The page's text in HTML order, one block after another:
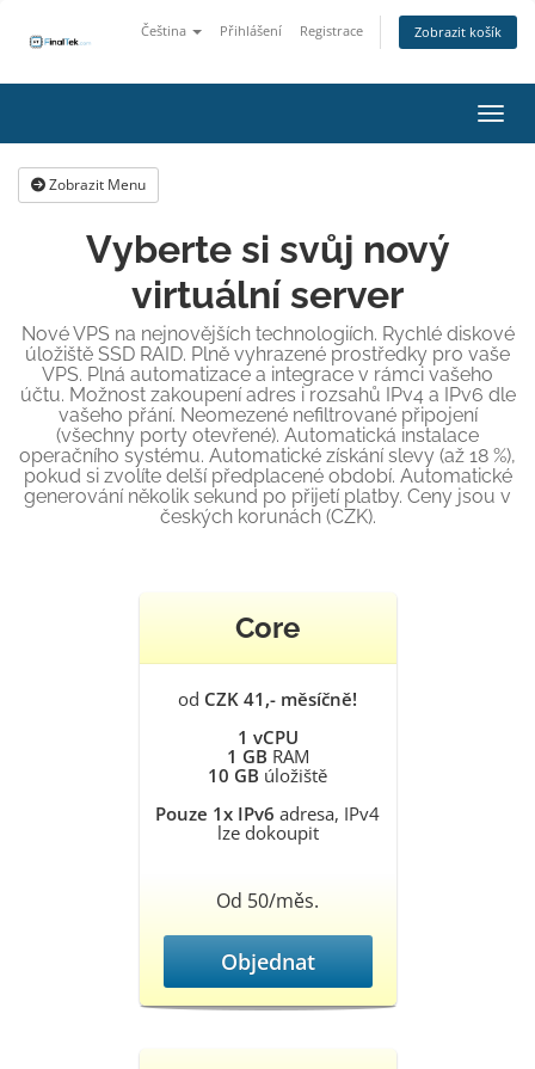
Čeština Přihlášení Registrace Zobrazit košík
Zobrazit Menu
Vyberte si svůj nový
virtuální server
Nové VPS na nejnovějších technologiích. Rychlé diskové
úložiště SSD RAID. Plně vyhrazené prostředky pro vaše
VPS. Plná automatizace a integrace v rámci vašeho
účtu. Možnost zakoupení adres i rozsahů IPv4 a IPv6 dle
vašeho přání. Neomezené nefiltrované připojení
(všechny porty otevřené). Automatická instalace
operačního systému. Automatické získání slevy (až 18 %),
pokud si zvolíte delší předplacené období. Automatické
generování několik sekund po přijetí platby. Ceny jsou v
českých korunách (CZK).
Core
od CZK 41,- měsíčně!
1 vCPU
1 GB RAM
10 GB úložiště
Pouze 1x IPv6 adresa, IPv4
lze dokoupit
Od 50/měs.
Objednat